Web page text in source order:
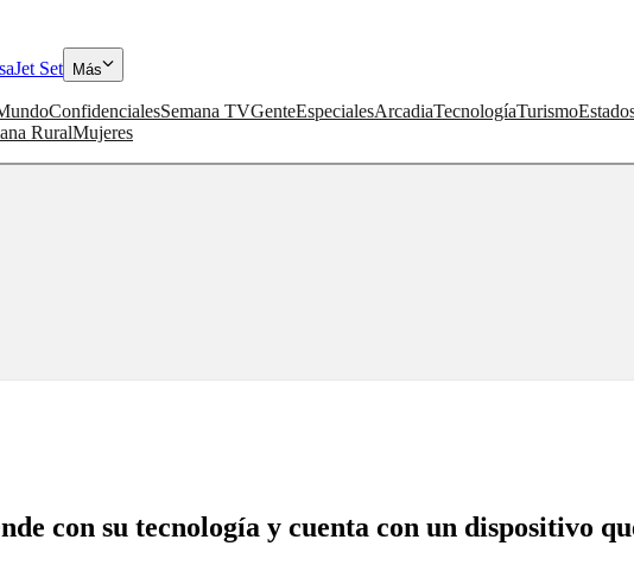
Jet Set Más
ConfidencialesSemana TVGenteEspecialesArcadiaTecnologíaTurismo
RuralMujeres
con su tecnología y cuenta con un dispositivo